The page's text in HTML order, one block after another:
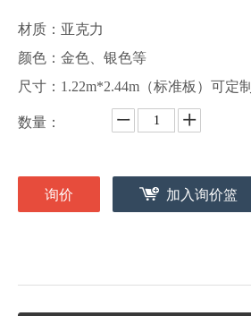
材质：亚克力
颜色：金色、银色等
尺寸：1.22m*2.44m（标准板）可定制
数量：
询价 加入询价篮